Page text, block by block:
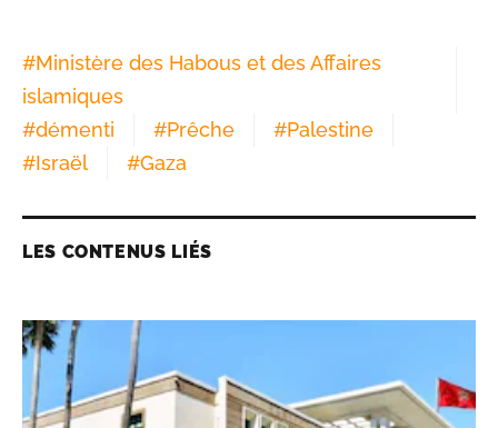
#Ministère des Habous et des Affaires
islamiques
#démenti #Prêche #Palestine
#Israël #Gaza
LES CONTENUS LIÉS